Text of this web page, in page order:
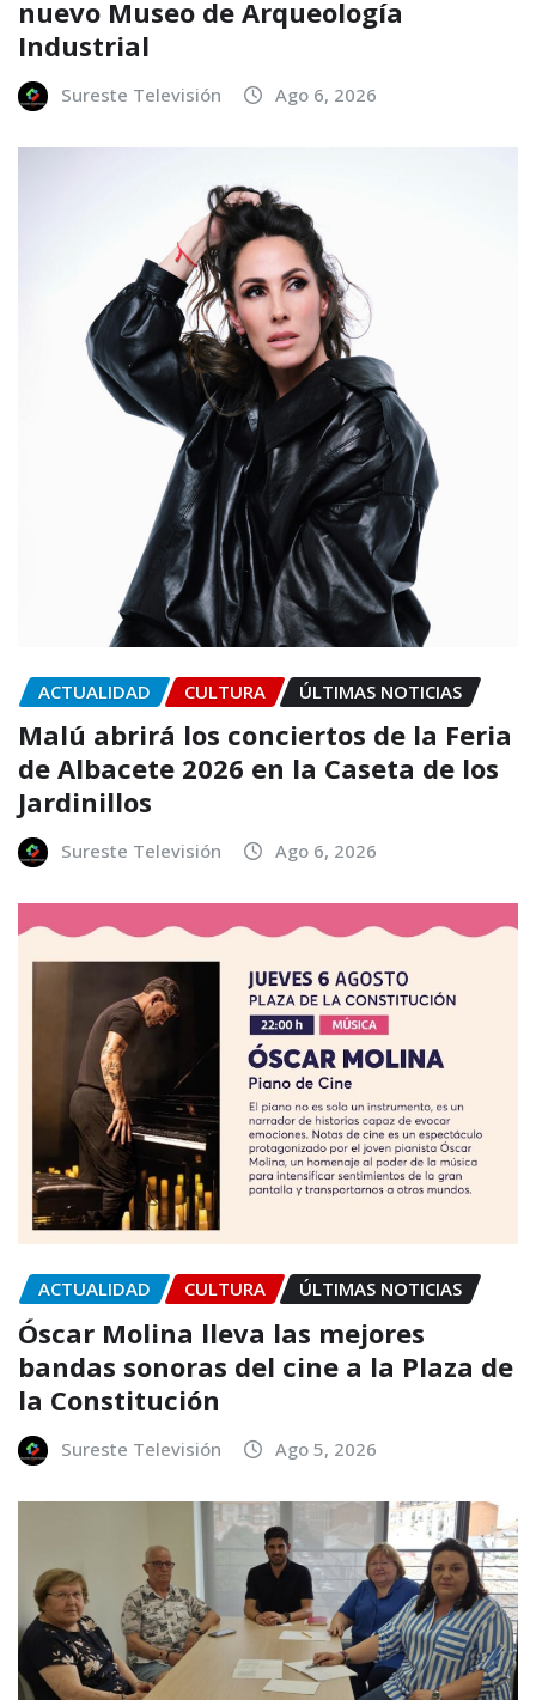
nuevo Museo de Arqueología
Industrial
Sureste Televisión Ago 6, 2026
ACTUALIDAD CULTURA ÚLTIMAS NOTICIAS
Malú abrirá los conciertos de la Feria
de Albacete 2026 en la Caseta de los
Jardinillos
Sureste Televisión Ago 6, 2026
ACTUALIDAD CULTURA ÚLTIMAS NOTICIAS
Óscar Molina lleva las mejores
bandas sonoras del cine a la Plaza de
la Constitución
Sureste Televisión Ago 5, 2026